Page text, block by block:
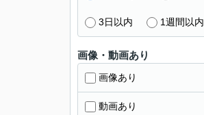
3日以内 1週間以内
画像・動画あり
画像あり
動画あり